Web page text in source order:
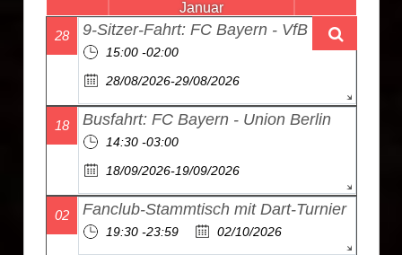
Januar
28 9-Sitzer-Fahrt: FC Bayern - VfB Stuttgart
15:00 -02:00
28/08/2026-29/08/2026
18 Busfahrt: FC Bayern - Union Berlin
14:30 -03:00
18/09/2026-19/09/2026
02 Fanclub-Stammtisch mit Dart-Turnier
19:30 -23:59 02/10/2026